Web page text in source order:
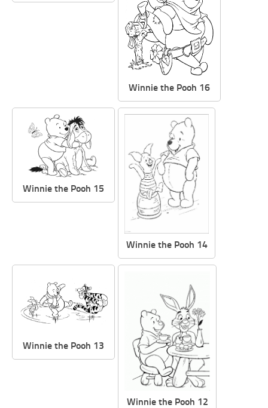
Winnie the Pooh 16
Winnie the Pooh 15
Winnie the Pooh 14
Winnie the Pooh 13
Winnie the Pooh 12